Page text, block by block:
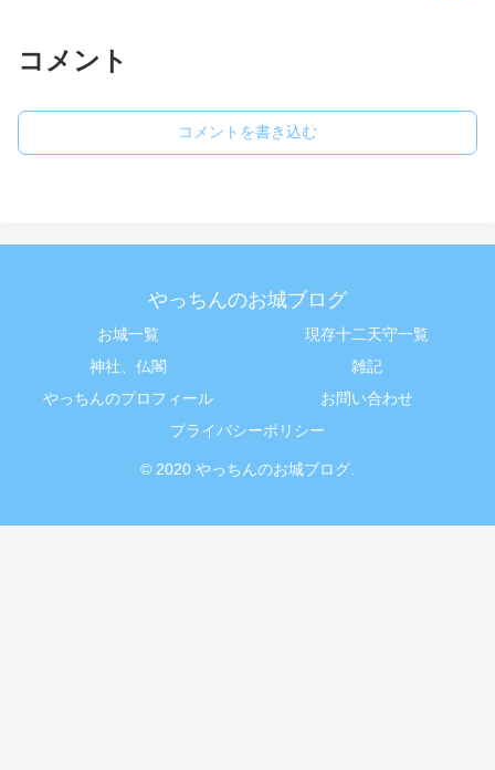
コメント
コメントを書き込む
やっちんのお城ブログ
お城一覧
現存十二天守一覧
神社、仏閣
雑記
やっちんのプロフィール
お問い合わせ
プライバシーポリシー
© 2020 やっちんのお城ブログ.